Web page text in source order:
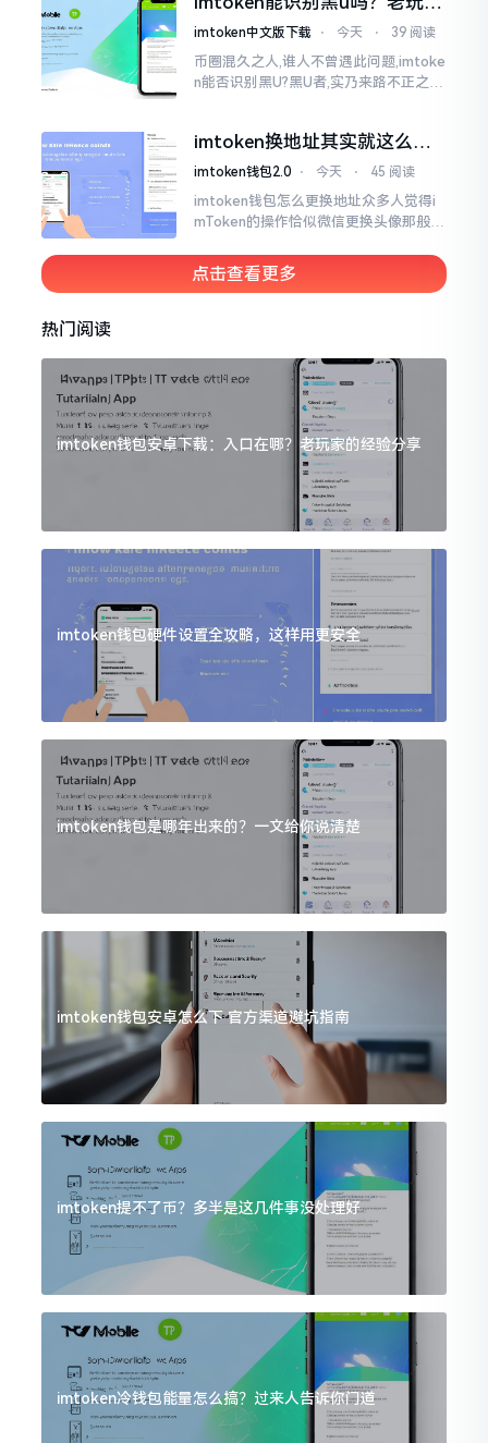
么时长
告诉你真相
imtoken中文版下载 ⋅ 今天 ⋅ 39 阅读
币圈混久之人,谁人不曾遇此问题,imtoke
n能否识别黑U?黑U者,实乃来路不正之钱
imtoken换地址其实就这么回
事
imtoken钱包2.0 ⋅ 今天 ⋅ 45 阅读
imtoken钱包怎么更换地址众多人觉得i
mToken的操作恰似微信更换头像那般简
实际情形并非这样,imToken的地址是依
据助记词来生成的,通俗讲
点击查看更多
热门阅读
imtoken钱包安卓下载：入口在哪？老玩家的经验分享
imtoken钱包硬件设置全攻略，这样用更安全
imtoken钱包是哪年出来的？一文给你说清楚
imtoken钱包安卓怎么下 官方渠道避坑指南
imtoken提不了币？多半是这几件事没处理好
imtoken冷钱包能量怎么搞？过来人告诉你门道